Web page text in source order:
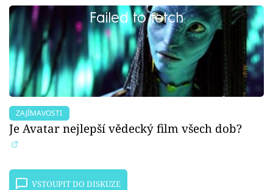
Failed to fetch
ZAJÍMAVOSTI
Je Avatar nejlepší vědecký film všech dob?
VSTOUPIT DO DISKUZE